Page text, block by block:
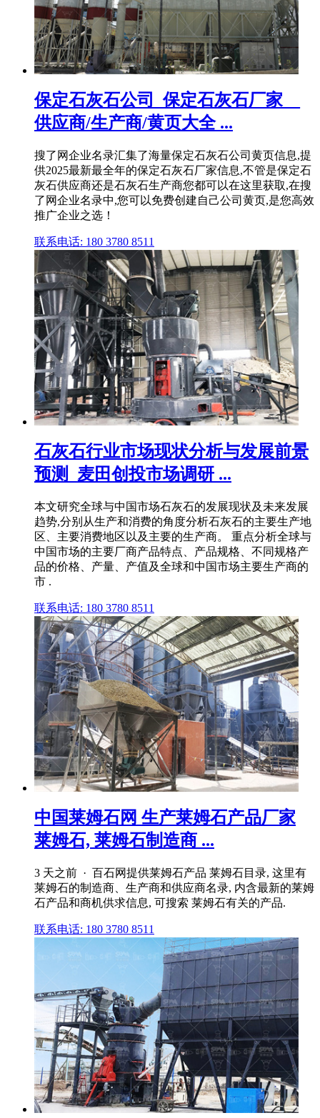
保定石灰石公司_保定石灰石厂家__
供应商/生产商/黄页大全 ...
搜了网企业名录汇集了海量保定石灰石公司黄页信息,提
供2025最新最全年的保定石灰石厂家信息,不管是保定石
灰石供应商还是石灰石生产商您都可以在这里获取,在搜
了网企业名录中,您可以免费创建自己公司黄页,是您高效
推广企业之选！
联系电话: 180 3780 8511
石灰石行业市场现状分析与发展前景
预测_麦田创投市场调研 ...
本文研究全球与中国市场石灰石的发展现状及未来发展
趋势,分别从生产和消费的角度分析石灰石的主要生产地
区、主要消费地区以及主要的生产商。 重点分析全球与
中国市场的主要厂商产品特点、产品规格、不同规格产
品的价格、产量、产值及全球和中国市场主要生产商的
市 .
联系电话: 180 3780 8511
中国莱姆石网 生产莱姆石产品厂家
莱姆石, 莱姆石制造商 ...
3 天之前 · 百石网提供莱姆石产品 莱姆石目录, 这里有
莱姆石的制造商、生产商和供应商名录, 内含最新的莱姆
石产品和商机供求信息, 可搜索 莱姆石有关的产品.
联系电话: 180 3780 8511